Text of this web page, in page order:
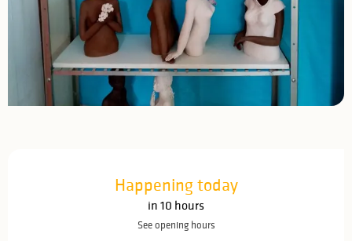
Happening today
in 10 hours
See opening hours